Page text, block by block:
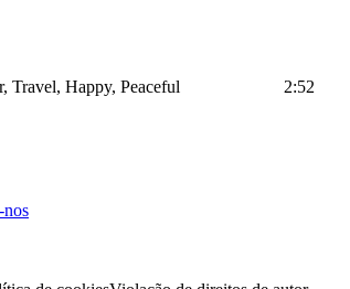
Travel, Happy, Peaceful 2:52
nos